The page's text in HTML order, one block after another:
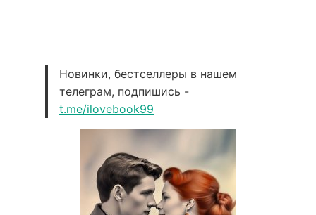
Новинки, бестселлеры в нашем
телеграм, подпишись -
t.me/ilovebook99